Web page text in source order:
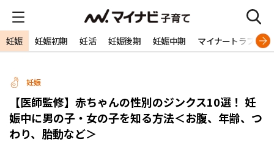
妊娠 妊娠初期 妊活 妊娠後期 妊娠中期 マイナートラブル
妊娠
【医師監修】赤ちゃんの性別のジンクス10選！ 妊
娠中に男の子・女の子を知る方法＜お腹、年齢、つ
わり、胎動など＞